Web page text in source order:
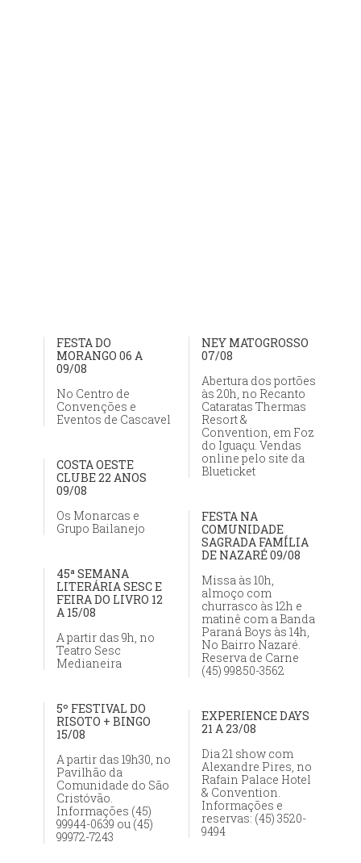
FESTA DO
MORANGO 06 A
09/08
No Centro de
Convenções e
Eventos de Cascavel
NEY MATOGROSSO
07/08
Abertura dos portões
às 20h, no Recanto
Cataratas Thermas
Resort &
Convention, em Foz
do Iguaçu. Vendas
online pelo site da
Blueticket
COSTA OESTE
CLUBE 22 ANOS
09/08
Os Monarcas e
Grupo Bailanejo
FESTA NA
COMUNIDADE
SAGRADA FAMÍLIA
DE NAZARÉ 09/08
Missa às 10h,
almoço com
churrasco às 12h e
matinê com a Banda
Paraná Boys às 14h,
No Bairro Nazaré.
Reserva de Carne
(45) 99850-3562
45ª SEMANA
LITERÁRIA SESC E
FEIRA DO LIVRO 12
A 15/08
A partir das 9h, no
Teatro Sesc
Medianeira
5º FESTIVAL DO
RISOTO + BINGO
15/08
A partir das 19h30, no
Pavilhão da
Comunidade do São
Cristóvão.
Informações (45)
99944-0639 ou (45)
99972-7243
EXPERIENCE DAYS
21 A 23/08
Dia 21 show com
Alexandre Pires, no
Rafain Palace Hotel
& Convention.
Informações e
reservas: (45) 3520-
9494